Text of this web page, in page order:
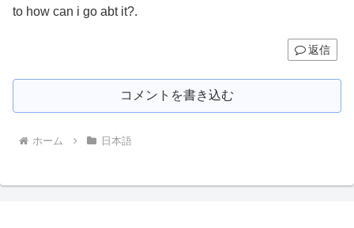
to how can i go abt it?.
返信
コメントを書き込む
ホーム 日本語